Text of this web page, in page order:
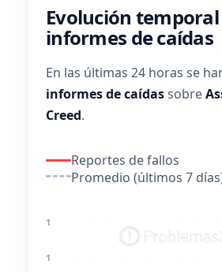
Evolución temporal
informes de caídas
En las últimas 24 horas se
informes de caídassobre
Creed.
Reportes de fallos
Promedio (últimos 7
1
1